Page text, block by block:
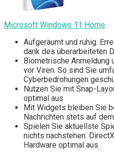
Microsoft Windows 11 Home
Aufgeräumt und ruhig.
dank des überarbeiteten
Biometrische
vor Viren. So sind Sie
Cyberbedrohungen
Nutzen Sie mit Snap-
optimal aus
Mit Widgets bleiben Sie
Nachrichten stets auf
Spielen Sie aktuellste
nichts nachstehen.
Hardware optimal aus